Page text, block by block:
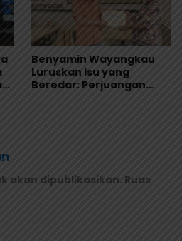
Benyamin Wayangkau
Luruskan Isu yang
Beredar: Perjuangan
akan dipublikasikan. Ruas